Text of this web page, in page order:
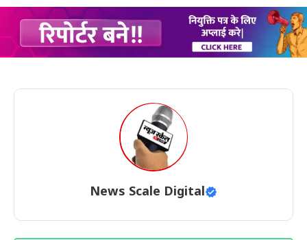
News Scale Digital